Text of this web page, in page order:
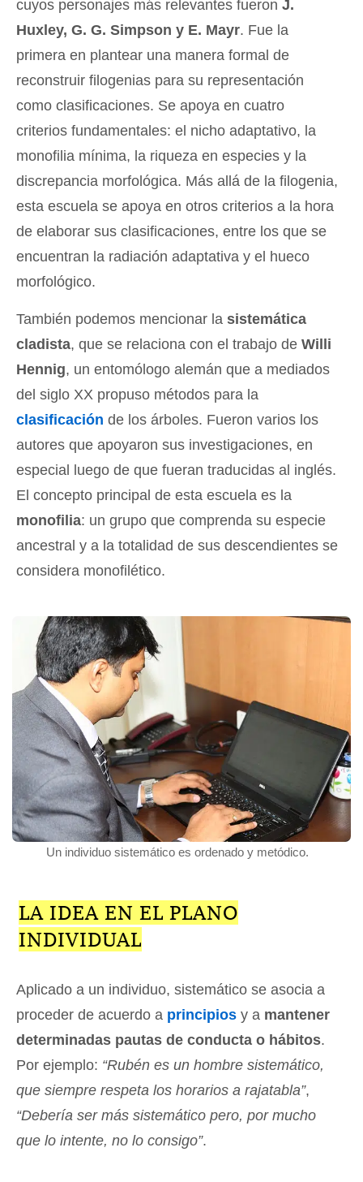
cuyos personajes más relevantes fueron J.
Huxley, G. G. Simpson y E. Mayr. Fue la
primera en plantear una manera formal de
reconstruir filogenias para su representación
como clasificaciones. Se apoya en cuatro
criterios fundamentales: el nicho adaptativo, la
monofilia mínima, la riqueza en especies y la
discrepancia morfológica. Más allá de la filogenia,
esta escuela se apoya en otros criterios a la hora
de elaborar sus clasificaciones, entre los que se
encuentran la radiación adaptativa y el hueco
morfológico.
También podemos mencionar la sistemática
cladista, que se relaciona con el trabajo de Willi
Hennig, un entomólogo alemán que a mediados
del siglo XX propuso métodos para la
clasificación de los árboles. Fueron varios los
autores que apoyaron sus investigaciones, en
especial luego de que fueran traducidas al inglés.
El concepto principal de esta escuela es la
monofilia: un grupo que comprenda su especie
ancestral y a la totalidad de sus descendientes se
considera monofilético.
Un individuo sistemático es ordenado y metódico.
LA IDEA EN EL PLANO
INDIVIDUAL
Aplicado a un individuo, sistemático se asocia a
proceder de acuerdo a principios y a mantener
determinadas pautas de conducta o hábitos.
Por ejemplo: “Rubén es un hombre sistemático,
que siempre respeta los horarios a rajatabla”,
“Debería ser más sistemático pero, por mucho
que lo intente, no lo consigo”.